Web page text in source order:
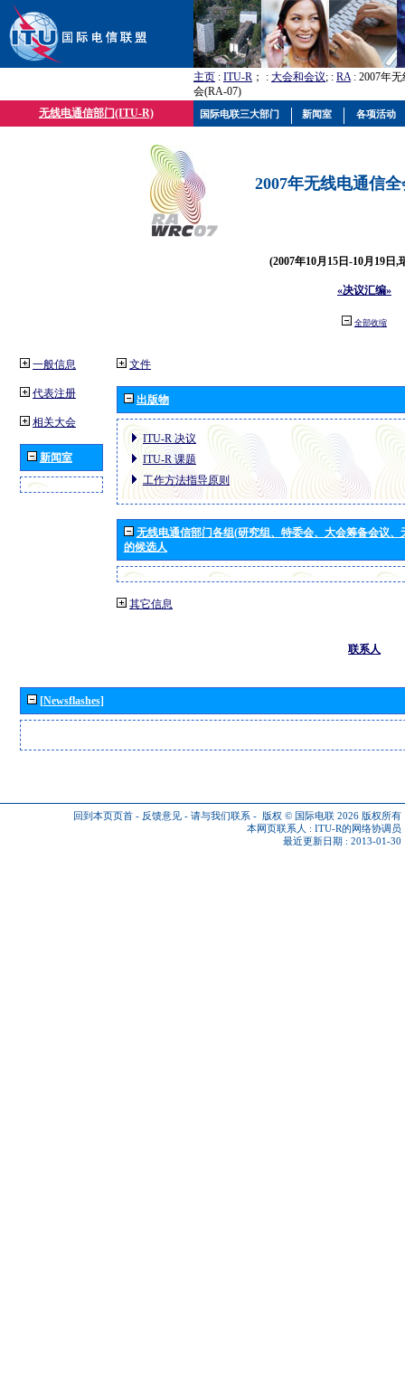
主页 : ITU-R ； : 大会和会议; : RA: 2007年
会(RA-07)
无线电通信部门(ITU-R)
2007年无线电通信
(2007年10月15日-10月19日,
«决议汇编»
全部收缩
一般信息
代表注册
相关大会
新闻室
文件
出版物
ITU-R 决议
ITU-R 课题
工作方法指导原则
无线电通信部门各组(研究组、特委会、大会筹备会议
的候选人
其它信息
联系人
[Newsflashes]
回到本页页首 - 反馈意见 - 请与我们联系 - 版权 © 国际电联 2026 版权所有
本网页联系人 : ITU-R的网络协调员
最近更新日期 : 2013-01-30
国际电联三大部门 新闻室 各项活动